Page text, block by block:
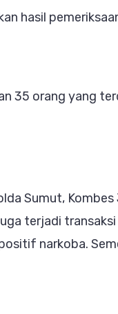
hasil
35 orang yang
Sumut,
terjadi
narkoba.